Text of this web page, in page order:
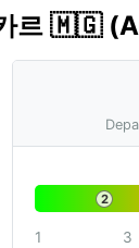
르 🇲🇬
2
1 3